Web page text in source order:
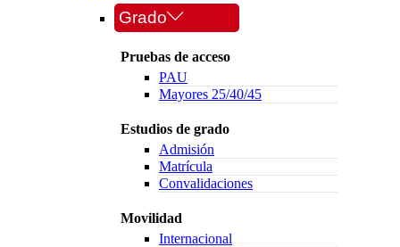
Grado
Pruebas de acceso
PAU
Mayores 25/40/45
Estudios de grado
Admisión
Matrícula
Convalidaciones
Movilidad
Internacional